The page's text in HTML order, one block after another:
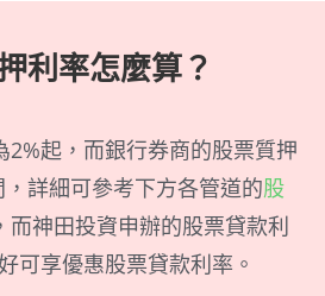
利率怎麼算？
2%起，而銀行券商的股票質押
詳細可參考下方各管道的股
而神田投資申辦的股票貸款利
可享優惠股票貸款利率。